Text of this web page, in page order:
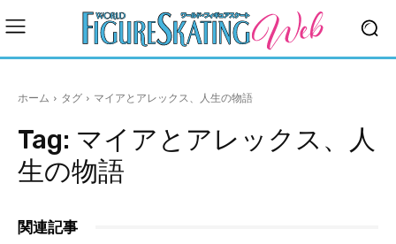
ホーム タグ マイアとアレックス、人生の物語
Tag: マイアとアレックス、人
生の物語
関連記事